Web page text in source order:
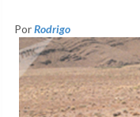
PorRodrigo